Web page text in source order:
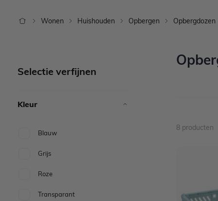
Wonen Huishouden Opbergen Opbergdozen
Selectie verfijnen
Kleur
Blauw
Grijs
Roze
Transparant
8 producten